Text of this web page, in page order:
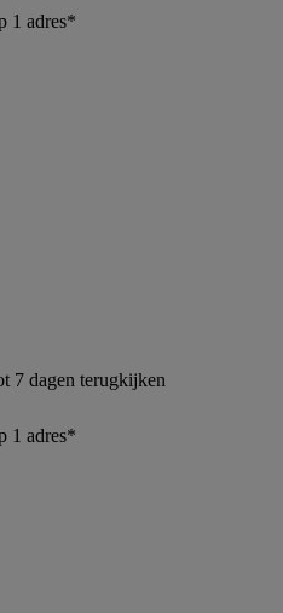
1 adres*
7 dagen terugkijken
1 adres*